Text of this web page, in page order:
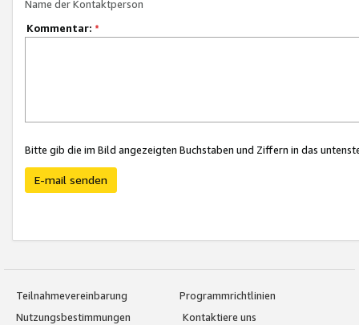
Name der Kontaktperson
Kommentar: *
Bitte gib die im Bild angezeigten Buchstaben und Ziffern in das
E-mail senden
Teilnahmevereinbarung
Programmrichtlinien
Nutzungsbestimmungen
Kontaktiere uns